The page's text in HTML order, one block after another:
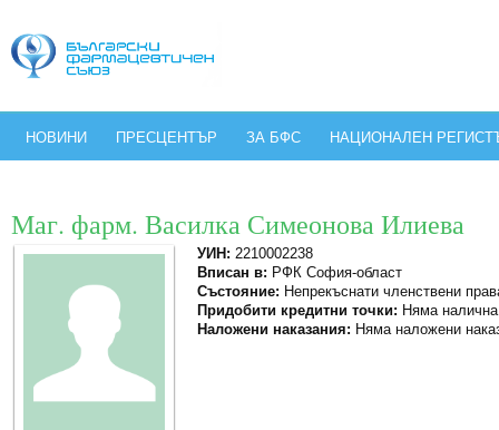
НОВИНИ ПРЕСЦЕНТЪР ЗА БФС НАЦИОНАЛЕН
Маг. фарм. Василка Симеонова Илиева
УИН: 2210002238
Вписан в: РФК София-област
Състояние: Непрекъснати членствени
Придобити кредитни точки: Няма
Наложени наказания: Няма наложени